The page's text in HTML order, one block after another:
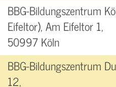
BBG-Bildungszentrum
Eifeltor), Am Eifeltor 1,
50997 Köln
BBG-Bildungszentrum
12,